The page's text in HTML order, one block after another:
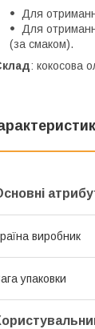
Для
Для
(за смаком).
: кокосова
виробник
упаковки